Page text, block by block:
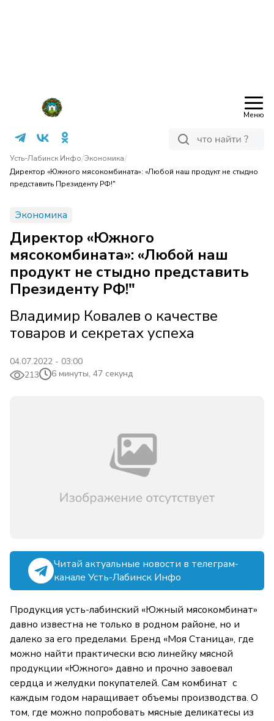
Меню
Усть-Лабинск Инфо/Экономика/
Директор «Южного мясокомбината»: «Любой наш продукт не стыдно
представить Президенту РФ!"
Экономика
Директор «Южного
мясокомбината»: «Любой наш
продукт не стыдно представить
Президенту РФ!"
Владимир Ковалев о качестве
товаров и секретах успеха
04.07.2022 - 03:00
213
6 минуты, 47 секунд
Читай актуальные новости в телеграм-
канале Усть-Лабинск Инфо
Продукция усть-лабинский «Южный мясокомбинат»
давно известна не только в родном районе, но и
далеко за его пределами. Бренд «Моя Станица», где
можно найти практически всю линейку мясной
продукции «Южного» давно и прочно завоевал
сердца и желудки покупателей. Сам комбинат с
каждым годом наращивает объемы производства. О
том, где можно попробовать мясные деликатесы из